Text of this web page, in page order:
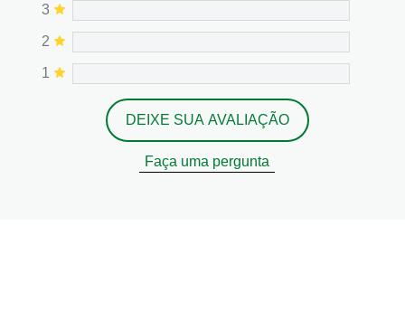
3
2
1
DEIXE SUA AVALIAÇÃO
Faça uma pergunta